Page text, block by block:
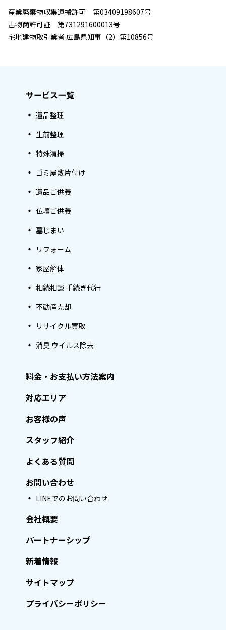
産業廃棄物収集運搬許可 第03409198607号
古物商許可証 第731291600013号
宅地建物取引業者 広島県知事（2）第10856号
サービス一覧
遺品整理
生前整理
特殊清掃
ゴミ屋敷片付け
遺品ご供養
仏壇ご供養
墓じまい
リフォーム
家屋解体
相続相談 手続き代行
不動産売却
リサイクル買取
消臭 ウイルス除去
料金・お支払い方法案内
対応エリア
お客様の声
スタッフ紹介
よくある質問
お問い合わせ
LINEでのお問い合わせ
会社概要
パートナーシップ
新着情報
サイトマップ
プライバシーポリシー